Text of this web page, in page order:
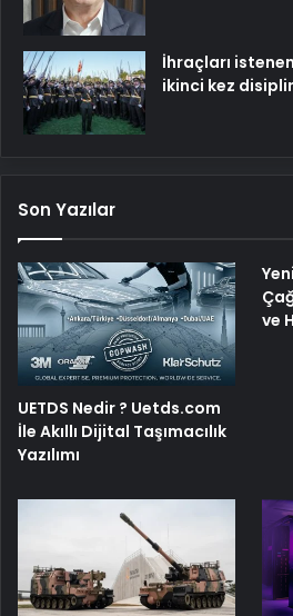
İhraçları
ikinci kez
Son Yazılar
UETDS Nedir ? Uetds.com
İle Akıllı Dijital Taşımacılık
Yazılımı
ve